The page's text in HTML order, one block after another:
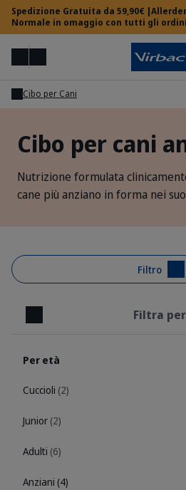
Spedizione Gratuita da 59,90€
Normale in omaggio con tutti gli
MenuCerca
Hai bisogno
Cibo per Cani
Cibo per cani
Nutrizione formulata
cane più anziano in forma nei
Filtro
Chiudi Filtra per
Per età
Cuccioli (2)
Junior (2)
Adulti (6)
Anziani (4)